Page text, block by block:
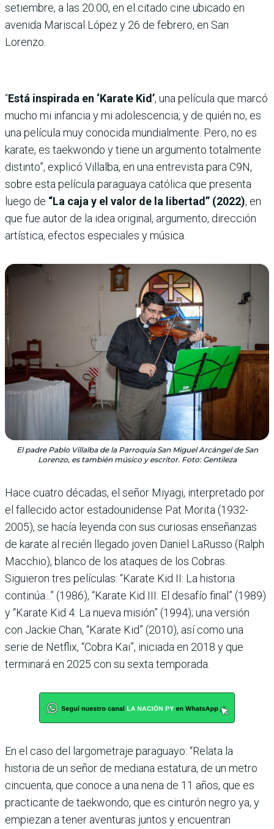
setiembre, a las 20:00, en el citado cine ubicado en
avenida Mariscal López y 26 de febrero, en San
Lorenzo.
“Está inspirada en ‘Karate Kid’, una película que marcó
mucho mi infancia y mi adolescencia, y de quién no, es
una película muy conocida mundialmente. Pero, no es
karate, es taekwondo y tiene un argumento totalmente
distinto”, explicó Villalba, en una entrevista para C9N,
sobre esta película paraguaya católica que presenta
luego de “La caja y el valor de la libertad” (2022), en
que fue autor de la idea original, argumento, dirección
artística, efectos especiales y música.
El padre Pablo Villalba de la Parroquia San Miguel Arcángel de San
Lorenzo, es también músico y escritor. Foto: Gentileza
Hace cuatro décadas, el señor Miyagi, interpretado por
el fallecido actor estadounidense Pat Morita (1932-
2005), se hacía leyenda con sus curiosas enseñanzas
de karate al recién llegado joven Daniel LaRusso (Ralph
Macchio), blanco de los ataques de los Cobras.
Siguieron tres películas: “Karate Kid II: La historia
continúa...” (1986), “Karate Kid III: El desafío final” (1989)
y “Karate Kid 4: La nueva misión” (1994); una versión
con Jackie Chan, “Karate Kid” (2010), así como una
serie de Netflix, “Cobra Kai”, iniciada en 2018 y que
terminará en 2025 con su sexta temporada.
En el caso del largometraje paraguayo: “Relata la
historia de un señor de mediana estatura, de un metro
cincuenta, que conoce a una nena de 11 años, que es
practicante de taekwondo, que es cinturón negro ya, y
empiezan a tener aventuras juntos y encuentran